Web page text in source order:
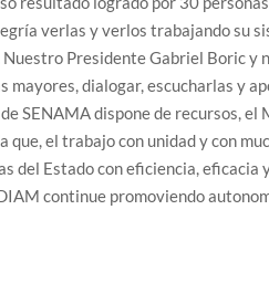
verlas y verlos trabajando su
Presidente Gabriel Boric y
mayores, dialogar, escucharlas y
SENAMA dispone de recursos,
que, el trabajo con unidad y con
del Estado con eficiencia, eficacia
continue promoviendo